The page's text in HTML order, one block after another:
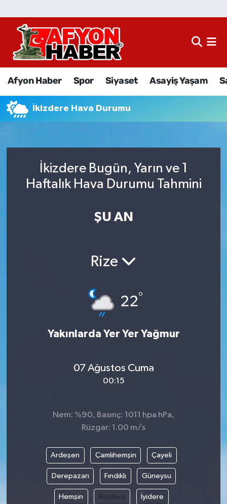
Afyon Haber Spor Siyaset Asayiş Yaşam
İkizdere Hava Durumu
İkizdere Bugün, Yarın ve 1
Haftalık Hava Durumu Tahmini
ŞU AN
Rize
22°
Yakınlarda Yer Yer Yağmur
07 Ağustos Cuma
00:15
Nem: %90, Basınç: 1011 hpa hPa,
Rüzgar: 1.00 m/s
Ardeşen Çamlıhemşin Çayeli
Derepazarı Fındıklı Güneysu
Hemşin İkizdere İyidere
Afyon Haber
Asayiş Yaşam
Eğitim